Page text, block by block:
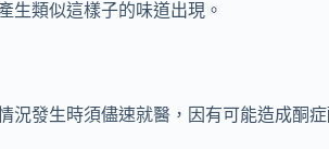
生類似這樣子的味道出現。
發生時須儘速就醫，因有可能造成酮